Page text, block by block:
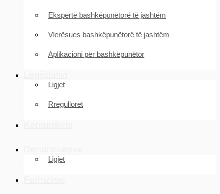
Ekspertë bashkëpunëtorë të jashtëm
Vlerësues bashkëpunëtorë të jashtëm
Aplikacioni për bashkëpunëtor
Ligjet
Rregulloret
Ligjet